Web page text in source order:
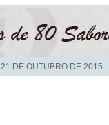
21 DE OUTUBRO DE 2015